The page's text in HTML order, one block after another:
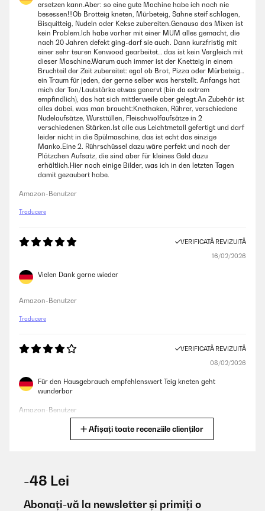
ersetzen kann.Aber: so eine gute Machine habe ich noch nie
besessen!!!Ob Brotteig kneten, Mürbeteig, Sahne steif schlagen,
Bisquitteig, Nudeln oder Kekse zubereiten.Genauso das Mixen ist
kein Problem.Ich habe vorher mit einer MUM alles gemacht, die
nach 20 Jahren defekt ging-darf sie auch. Dann kurzfristig mit
einer sehr teuren Kenwood gearbeitet… das ist kein Vergleich mit
dieser Maschine.Warum auch immer ist der Knetteig in einem
Bruchteil der Zeit zubereitet: egal ob Brot, Pizza oder Mürbeteig…
ein Traum für jeden, der gerne selber was herstellt. Anfangs hat
mich der Ton/Lautstärke etwas genervt (bin da extrem
empfindlich), das hat sich mittlerweile aber gelegt.An Zubehör ist
alles dabei, was man braucht:Knethaken, Rührer, verschiedene
Nudelaufsätze, Wursttüllen, Fleischwolfaufsätze in 2
verschiedenen Stärken.Ist alle aus Leichtmetall gefertigt und darf
leider nicht in die Spülmaschine, das ist echt das einzige
Manko.Eine 2. Rührschüssel dazu wäre perfekt und noch der
Plätzchen Aufsatz, die sind aber für kleines Geld dazu
erhältlich.Hier noch einige Bilder, was ich in den letzten Tagen
damit gezaubert habe.
Amazon-Benutzer
Traducere
VERIFICATĂ REVIZUITĂ
16/02/2026
Vielen Dank gerne wieder
Amazon-Benutzer
Traducere
VERIFICATĂ REVIZUITĂ
08/02/2026
Für den Hausgebrauch empfehlenswert Teig kneten geht
wunderbar
Amazon-Benutzer
Afișați toate recenziile clienților
-48 Lei
Abonați-vă la newsletter și primiți o